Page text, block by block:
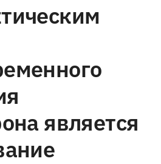
является